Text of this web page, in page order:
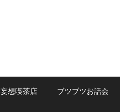
妄想喫茶店 ブツブツお話会